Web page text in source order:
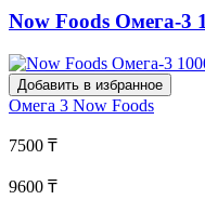
Now Foods Омега-3
Добавить в избранное
Омега 3 Now Foods
7500 ₸
9600 ₸